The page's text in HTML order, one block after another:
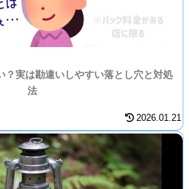
？実は勘違いしやすい落とし穴と対処
法
2026.01.21